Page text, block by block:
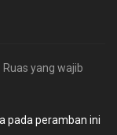
Ruas yang wajib
pada peramban ini